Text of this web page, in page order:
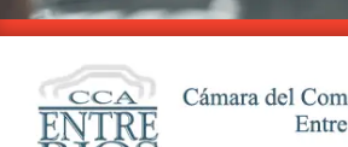
Skip
content